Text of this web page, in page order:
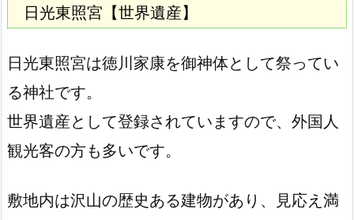
日光東照宮 【世界遺産】
日光東照宮は徳川家康を御神体として祭ってい
る神社です。
世界遺産として登録されていますので、外国人
観光客の方も多いです。
敷地内は沢山の歴史ある建物があり、見応え満